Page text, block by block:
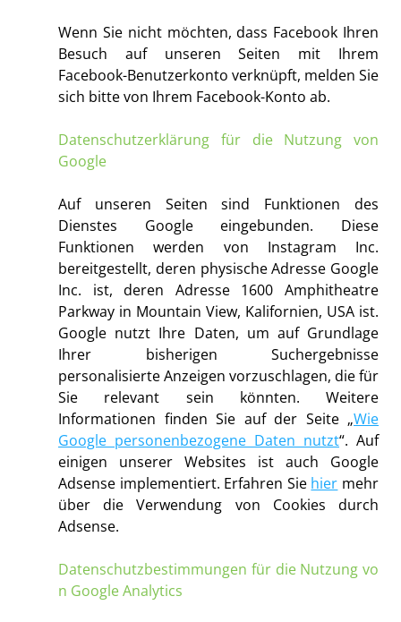
Wenn Sie nicht möchten, dass Facebook Ihren
Besuch auf unseren Seiten mit Ihrem
Facebook-Benutzerkonto verknüpft, melden Sie
sich bitte von Ihrem Facebook-Konto ab.
Datenschutzerklärung für die Nutzung von
Google
Auf unseren Seiten sind Funktionen des
Dienstes Google eingebunden. Diese
Funktionen werden von Instagram Inc.
bereitgestellt, deren physische Adresse Google
Inc. ist, deren Adresse 1600 Amphitheatre
Parkway in Mountain View, Kalifornien, USA ist.
Google nutzt Ihre Daten, um auf Grundlage
Ihrer bisherigen Suchergebnisse
personalisierte Anzeigen vorzuschlagen, die für
Sie relevant sein könnten. Weitere
Informationen finden Sie auf der Seite „Wie
Google personenbezogene Daten nutzt“. Auf
einigen unserer Websites ist auch Google
Adsense implementiert. Erfahren Sie hier mehr
über die Verwendung von Cookies durch
Adsense.
Datenschutzbestimmungen für die Nutzung vo
n Google Analytics